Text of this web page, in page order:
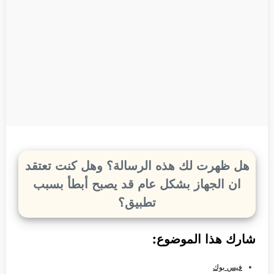
هل ظهرت لك هذه الرسالة؟ وهل كنت تعتقد
ان الجهاز بشكل عام قد يصبح أبطأ بسبب
تطبيق؟
شارك هذا الموضوع:
فيس بوك